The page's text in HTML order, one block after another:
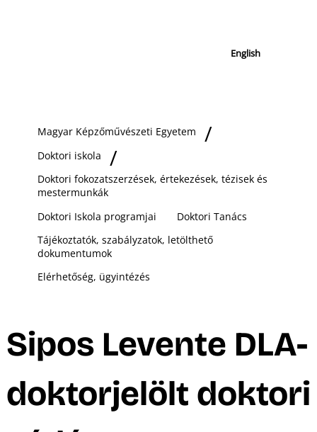
English
Magyar Képzőművészeti Egyetem
Doktori iskola
Doktori fokozatszerzések, értekezések, tézisek és
mestermunkák
Doktori Iskola programjai
Doktori Tanács
Tájékoztatók, szabályzatok, letölthető
dokumentumok
Elérhetőség, ügyintézés
Sipos Levente DLA-
doktorjelölt doktori